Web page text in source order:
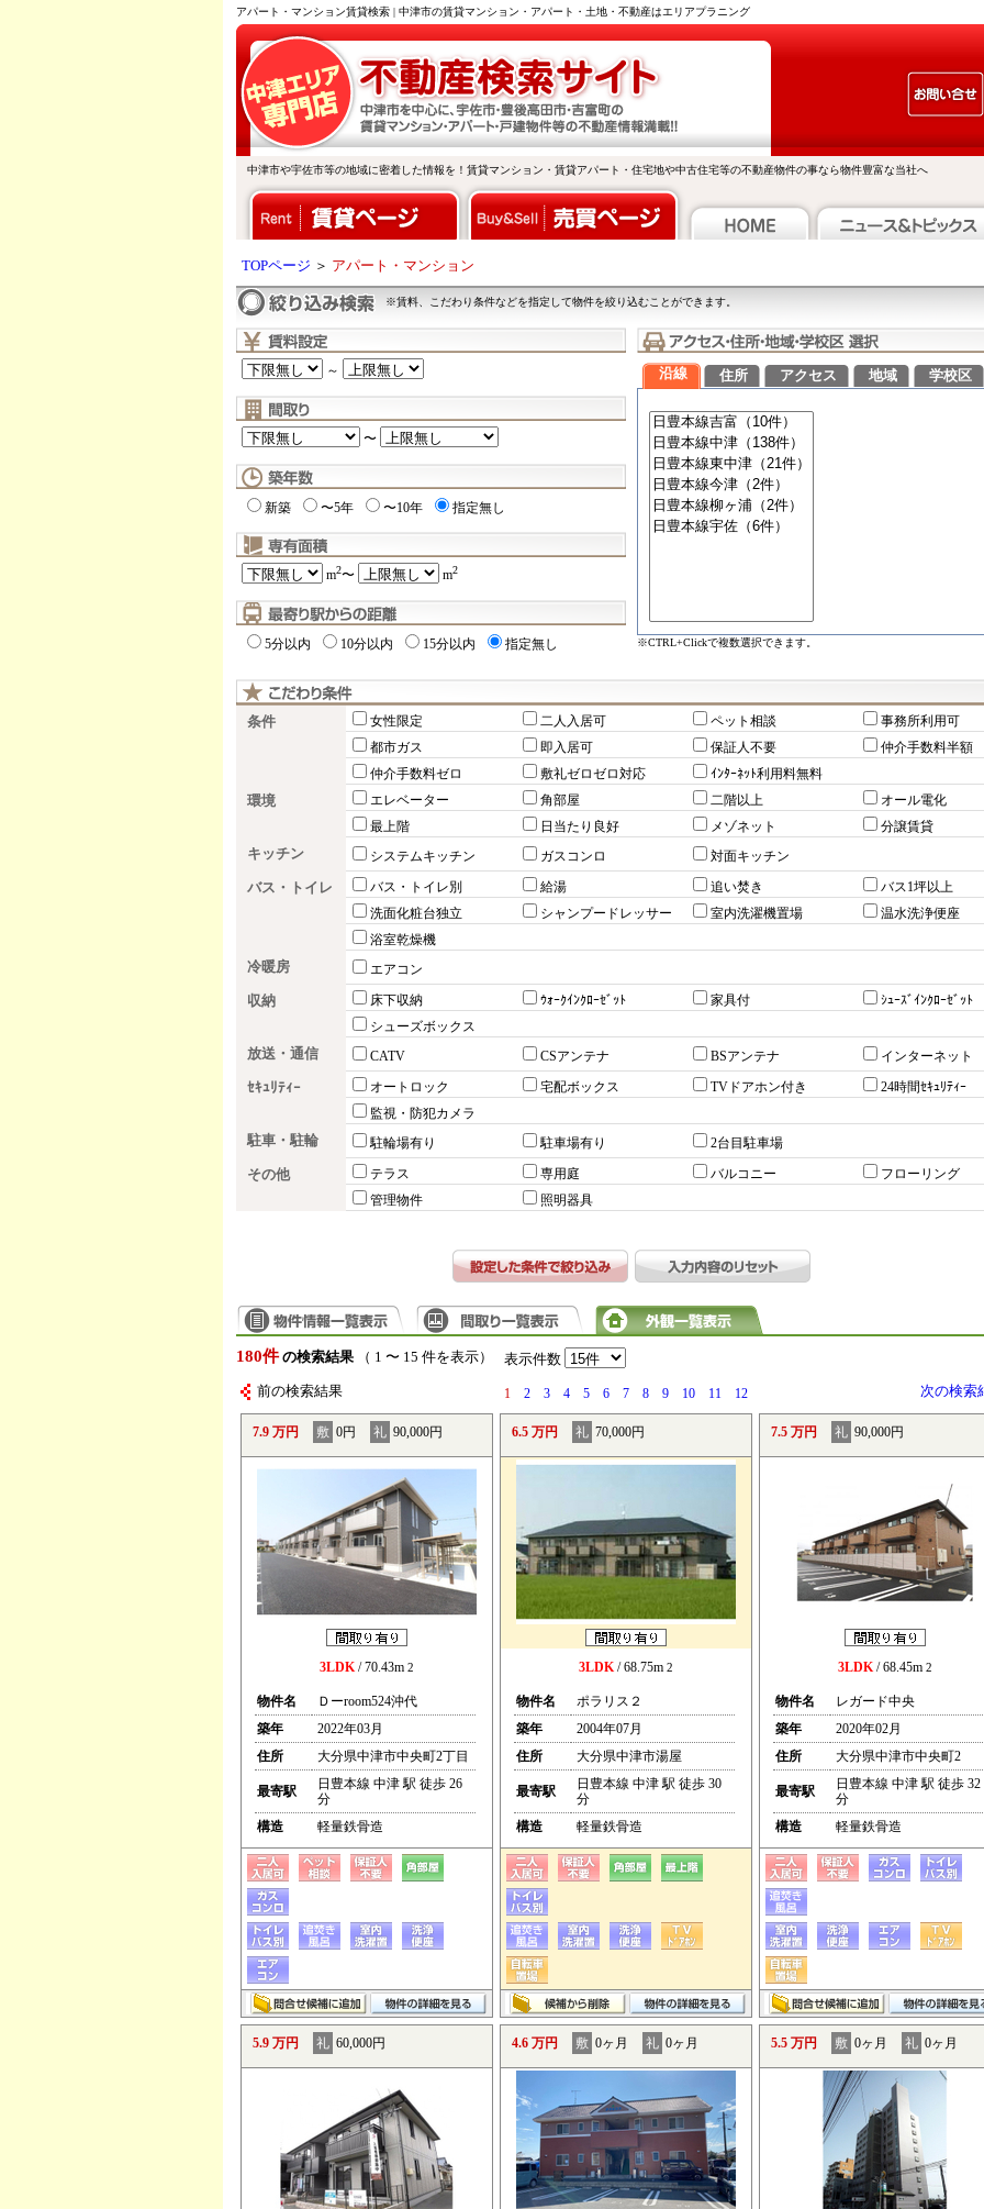
アパート・マンション賃貸検索 | 中津市の賃貸マンション・アパート・土地・不動産はエリアプラニング
中津市や宇佐市等の地域に密着した情報を！賃貸マンション・賃貸アパート・住宅地や中古住宅等の不動産物件の事なら物件豊富な当社へ
TOPページ ＞ アパート・マンション
※賃料、こだわり条件などを指定して物件を絞り込むことができます。
～
〜
新築 〜5年 〜10年 指定無し
m2〜 m2
5分以内 10分以内 15分以内 指定無し
沿線 住所 アクセス 地域 学校区
※CTRL+Clickで複数選択できます。
条件 女性限定 二人入居可 ペット相談
事務所利用可
都市ガス
即入居可 保証人不要
仲介手数料半額
仲介手数料ゼロ
敷礼ゼロゼロ対応 ｲﾝﾀｰﾈｯﾄ利用料無料
環境 エレベーター 角部屋 二階以上
オール電化
最上階
日当たり良好 メゾネット 分譲賃貸
キッチン システムキッチン ガスコンロ 対面キッチン
バス・トイレ バス・トイレ別 給湯 追い焚き
バス1坪以上
洗面化粧台独立
シャンプードレッサー 室内洗濯機置場
温水洗浄便座
浴室乾燥機
冷暖房 エアコン
収納 床下収納 ｳｫｰｸｲﾝｸﾛｰｾﾞｯﾄ 家具付
ｼｭｰｽﾞｲﾝｸﾛｰｾﾞｯﾄ
シューズボックス
放送・通信 CATV CSアンテナ BSアンテナ インターネット
ｾｷｭﾘﾃｨｰ オートロック 宅配ボックス TVドアホン付き
24時間ｾｷｭﾘﾃｨｰ
監視・防犯カメラ
駐車・駐輪 駐輪場有り 駐車場有り 2台目駐車場
その他 テラス 専用庭 バルコニー
フローリング
管理物件
照明器具
180件 の検索結果（ 1 〜 15 件を表示） 表示件数
前の検索結果 1 2 3 4 5 6 7 8 9 10 11 12 次の検索
7.9 万円 敷 0円 礼 90,000円
3LDK/ 70.43m 2
物件名
Ｄーroom524沖代
築年
2022年03月
住所
大分県中津市中央町2丁目
最寄駅
日豊本線 中津 駅 徒歩 26
分
構造
軽量鉄骨造
6.5 万円 礼 70,000円
3LDK/ 68.75m 2
物件名
ポラリス２
築年
2004年07月
住所
大分県中津市湯屋
最寄駅
日豊本線 中津 駅 徒歩 30
分
構造
軽量鉄骨造
7.5 万円 礼 90,000円
3LDK/ 68.45m 2
物件名
レガード中央
築年
2020年02月
住所
大分県中津市中央町2
最寄駅
日豊本線 中津 駅 徒歩 32
分
構造
軽量鉄骨造
5.9 万円 礼 60,000円 4.6 万円 敷 0ヶ月 礼 0ヶ月 5.5 万円 敷 0ヶ月 礼 0ヶ月